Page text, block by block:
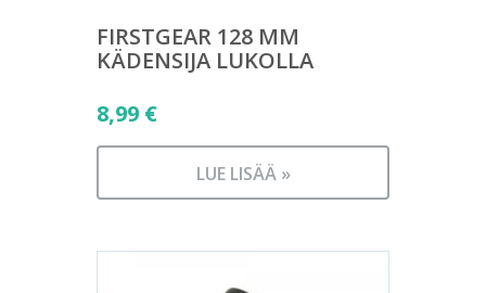
FIRSTGEAR 128 MM
KÄDENSIJA LUKOLLA
8,99 €
LUE LISÄÄ »